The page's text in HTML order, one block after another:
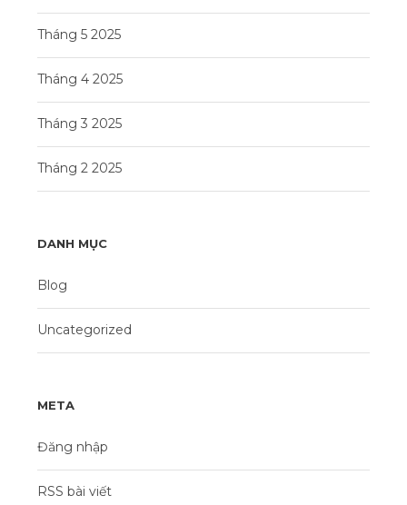
Tháng 5 2025
Tháng 4 2025
Tháng 3 2025
Tháng 2 2025
DANH MỤC
Blog
Uncategorized
META
Đăng nhập
RSS bài viết